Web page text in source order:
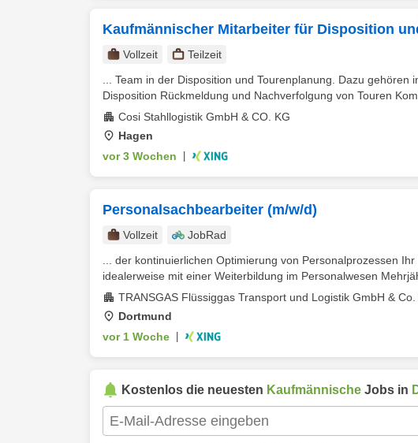
Kaufmännischer Mitarbeiter für Disposition
Vollzeit
Teilzeit
... Team in der Disposition und Tourenplanung. Dazu gehören
Disposition Rückmeldung und Nachverfolgung von Touren
Cosi Stahllogistik GmbH & CO. KG
Hagen
vor 3 Wochen
Personalsachbearbeiter (m/w/d)
Vollzeit
JobRad
... der kontinuierlichen Optimierung von Personalprozessen
idealerweise mit einer Weiterbildung im Personalwesen
TRANSGAS Flüssiggas Transport und Logistik GmbH & Co.
Dortmund
vor 1 Woche
Kostenlos die neuesten Kaufmännische Jobs in